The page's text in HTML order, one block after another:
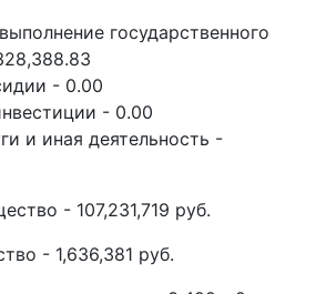
государственного
- 0.00
- 0.00
и иная деятельность -
- 107,231,719 руб.
- 1,636,381 руб.